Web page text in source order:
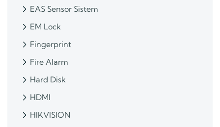
EAS Sensor Sistem
EM Lock
Fingerprint
Fire Alarm
Hard Disk
HDMI
HIKVISION